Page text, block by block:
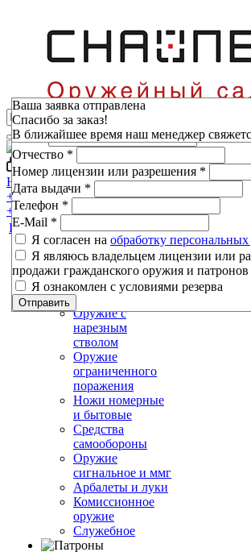
ВойтиМой кабинет
Н.Новгород, пр-т Ленина, 80
+7 (800) 333-16-53
+7 (800) 333-16-53
Каталог
Оружие
Оружие
гладкоствольное
Оружие с
нарезным
стволом
Оружие
ограниченного
поражения
Ножи номерные
и бытовые
Средства
самообороны
Оружие
сигнальное и ммг
Арбалеты и луки
Комиссионное
оружие
Служебное
Зарезервировать
Фамилия*
Имя*
Отчество *
Номер лицензии или разрешения *
Дата выдачи *
Телефон *
E-Mail *
Я согласен на обработку
Я являюсь владельцем лицензии или
продажи гражданского оружия и
Я ознакомлен с условиями резерва
Отправить
Ваша заявка отправлена
Спасибо за заказ!
В ближайшее время наш менеджер